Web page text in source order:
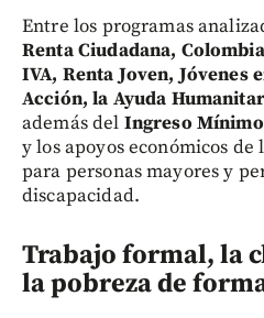
Entre los programas
Renta Ciudadana,
IVA, Renta Joven, Jóvenes
Acción, la Ayuda
además del Ingreso
y los apoyos económicos de
para personas mayores y
discapacidad.
Trabajo formal, la
la pobreza de